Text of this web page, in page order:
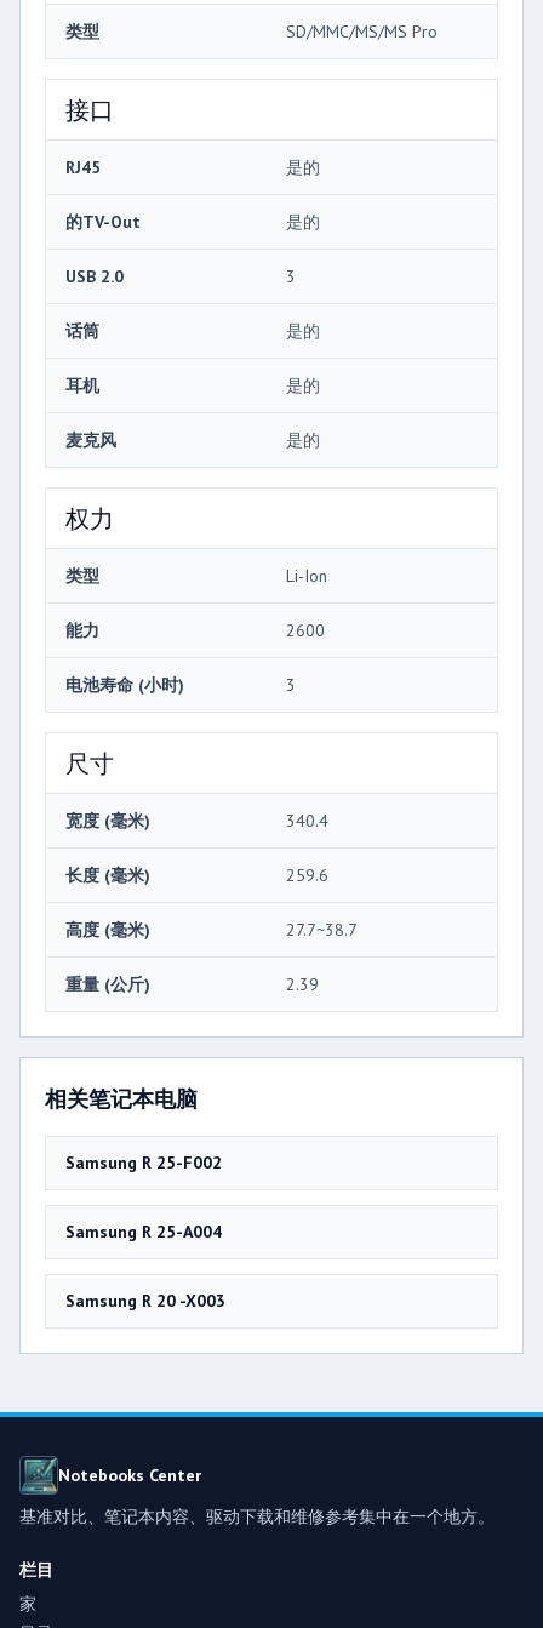
类型 SD/MMC/MS/MS Pro
接口
RJ45 是的
的TV-Out 是的
USB 2.0 3
话筒 是的
耳机 是的
麦克风 是的
权力
类型 Li-Ion
能力 2600
电池寿命 (小时) 3
尺寸
宽度 (毫米) 340.4
长度 (毫米) 259.6
高度 (毫米) 27.7~38.7
重量 (公斤) 2.39
相关笔记本电脑
Samsung R 25-F002
Samsung R 25-A004
Samsung R 20 -X003
Notebooks Center
基准对比、笔记本内容、驱动下载和维修参考集中在一个地方。
栏目
家